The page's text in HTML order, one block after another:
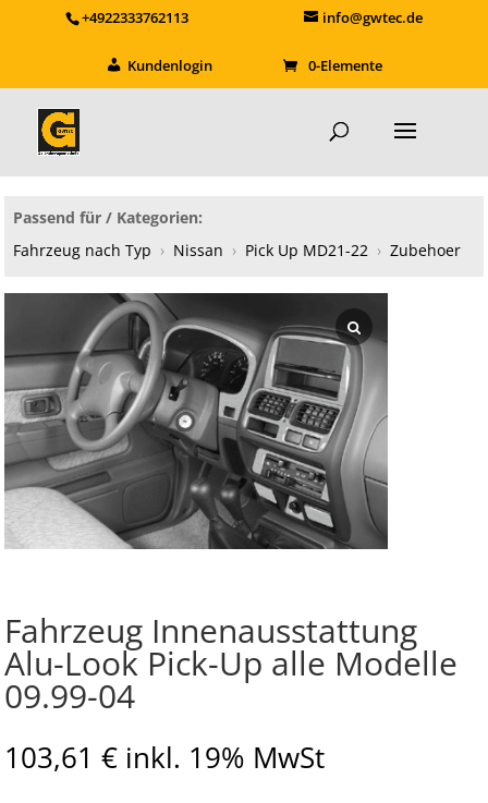
+4922333762113 info@gwtec.de
Kundenlogin 0-Elemente
Passend für / Kategorien:
Fahrzeug nach Typ › Nissan › Pick Up MD21-22 › Zubehoer
Fahrzeug Innenausstattung
Alu-Look Pick-Up alle Modelle
09.99-04
103,61 € inkl. 19% MwSt